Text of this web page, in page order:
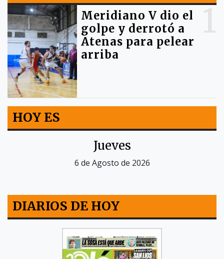
Meridiano V dio el
golpe y derrotó a
Atenas para pelear
arriba
HOY ES
Jueves
6 de Agosto de 2026
DIARIOS DE HOY